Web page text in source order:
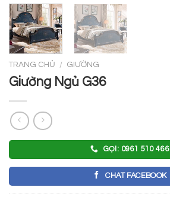
TRANG CHỦ / GIƯỜNG
Giường Ngủ G36
GỌI: 0961 510 466
CHAT FACEBOOK